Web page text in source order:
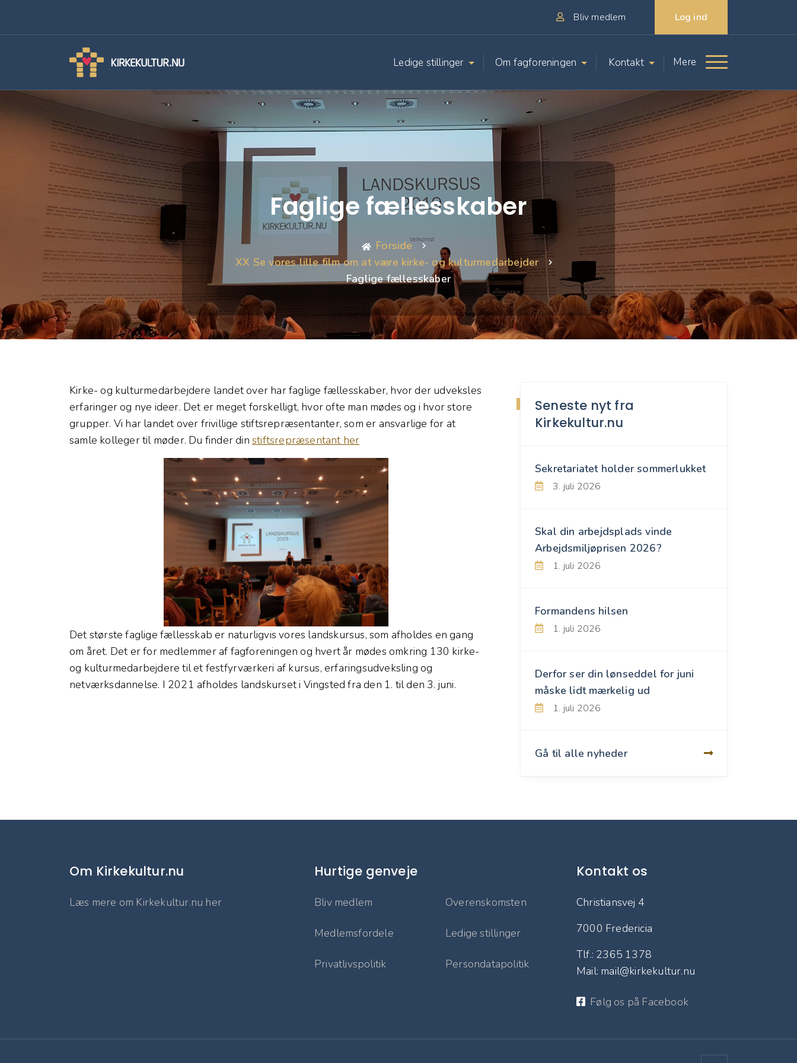
Bliv medlem Log ind
Ledige stillinger Om fagforeningen Kontakt Mere
Faglige fællesskaber
Forside
XX Se vores lille film om at være kirke- og kulturmedarbejder
Faglige fællesskaber
Kirke- og kulturmedarbejdere landet over har faglige fællesskaber, hvor der udveksles
erfaringer og nye ideer. Det er meget forskelligt, hvor ofte man mødes og i hvor store
grupper. Vi har landet over frivillige stiftsrepræsentanter, som er ansvarlige for at
samle kolleger til møder. Du finder dinstiftsrepræsentant her
Det største faglige fællesskab er naturligvis vores landskursus, som afholdes en gang
om året. Det er for medlemmer af fagforeningen og hvert år mødes omkring 130 kirke-
og kulturmedarbejdere til et festfyrværkeri af kursus, erfaringsudveksling og
netværksdannelse. I 2021 afholdes landskurset i Vingsted fra den 1. til den 3. juni.
Seneste nyt fra
Kirkekultur.nu
Sekretariatet holder sommerlukket
3. juli 2026
Skal din arbejdsplads vinde
Arbejdsmiljøprisen 2026?
1. juli 2026
Formandens hilsen
1. juli 2026
Derfor ser din lønseddel for juni
måske lidt mærkelig ud
1. juli 2026
Gå til alle nyheder
Om Kirkekultur.nu
Læs mere om Kirkekultur.nu her
Hurtige genveje
Bliv medlem Overenskomsten
Medlemsfordele Ledige stillinger
Privatlivspolitik Persondatapolitik
Kontakt os
Christiansvej 4
7000 Fredericia
Tlf.: 2365 1378
Mail: mail@kirkekultur.nu
Følg os på Facebook